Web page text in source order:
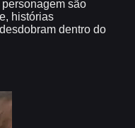
são
histórias
dentro do